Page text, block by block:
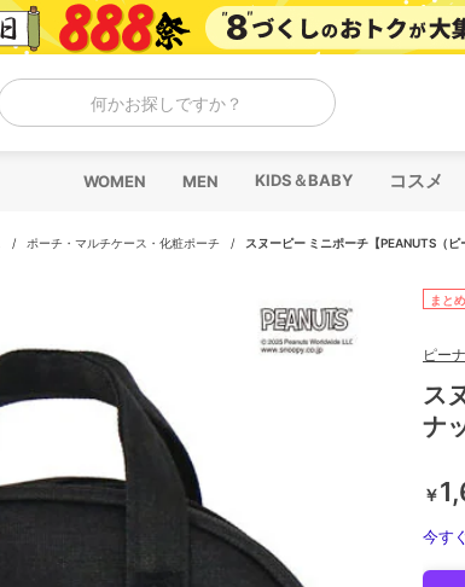
何かお探しですか？
WOMEN MEN KIDS＆BABY コスメ
/ ポーチ・マルチケース・化粧ポーチ / スヌーピー ミニポーチ【PEANUTS（ピ
まと
ピー
ス
ナ
￥
今す